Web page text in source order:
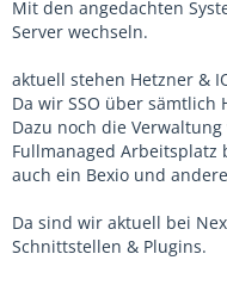
Mit den angedachten
Server wechseln.
aktuell stehen Hetzner &
Da wir SSO über sämtlich
Dazu noch die
Fullmanaged Arbeitsplatz
auch ein Bexio und
Da sind wir aktuell bei
Schnittstellen & Plugins.